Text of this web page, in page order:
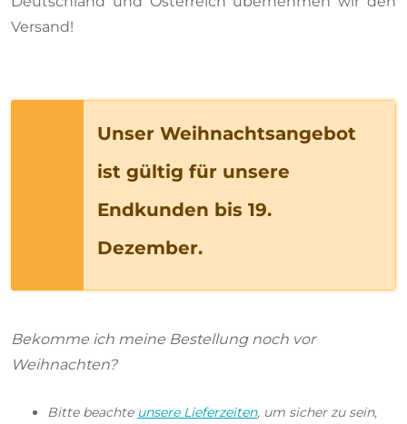
Versand!
Unser Weihnachtsangebot
ist gültig für unsere
Endkunden bis 19.
Dezember.
Bekomme ich meine Bestellung noch vor
Weihnachten?
Bitte beachte unsere Lieferzeiten, um sicher zu sein,